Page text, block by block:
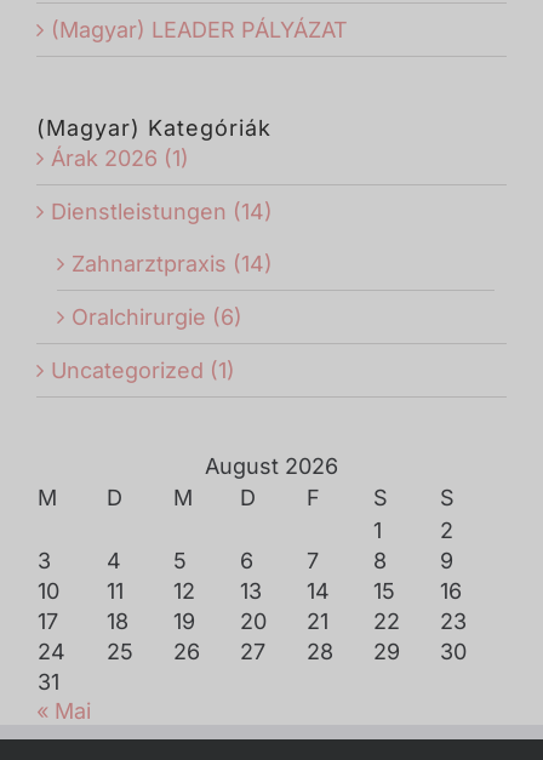
(Magyar) LEADER PÁLYÁZAT
(Magyar) Kategóriák
Árak 2026 (1)
Dienstleistungen (14)
Zahnarztpraxis (14)
Oralchirurgie (6)
Uncategorized (1)
August 2026
M
D M D F S
S
1
2
3
4 5 6 7 8
9
10
11 12 13 14 15
16
17
18 19 20 21 22
23
24
25 26 27 28 29
30
31
« Mai